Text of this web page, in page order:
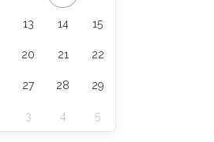
13 14 15
20 21 22
27 28 29
3 4 5